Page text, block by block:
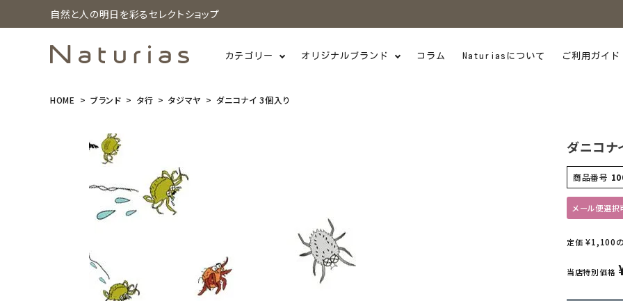
自然と人の明日を彩るセレクトショップ
カテゴリー オリジナルブランド コラム Naturiasについて ご利用ガイド
HOME ブランド タ行 タジマヤ ダニコナイ 3個入り
ダニコナ
商品番号
メール便選択
定価 ¥1,100
当店特別価格